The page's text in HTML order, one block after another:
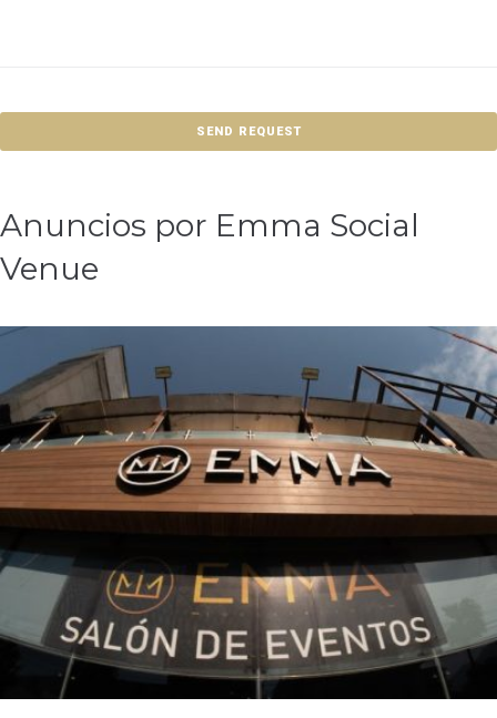
SEND REQUEST
Anuncios por Emma Social
Venue